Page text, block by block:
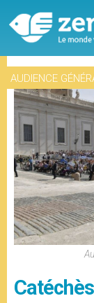
AUDIENCE